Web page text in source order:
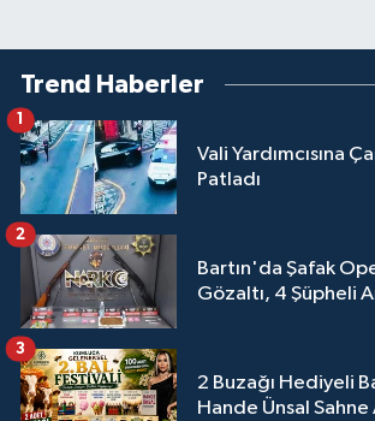
Trend Haberler
Vali Yardımcısına
Patladı
1
Bartın'da Şafak
Gözaltı, 4 Şüpheli
2
2 Buzağı Hediyeli
Hande Ünsal Sahne
3